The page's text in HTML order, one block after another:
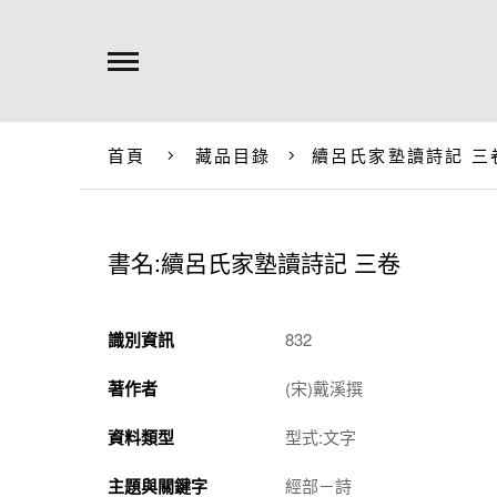
首頁 藏品目錄 續呂氏家塾讀詩記 三
書名:續呂氏家塾讀詩記 三卷
識別資訊 832
著作者 (宋)戴溪撰
資料類型 型式:文字
主題與關鍵字 經部－詩